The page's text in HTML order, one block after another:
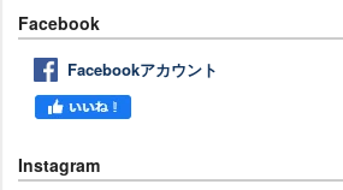
Facebook
Facebookアカウント
Instagram